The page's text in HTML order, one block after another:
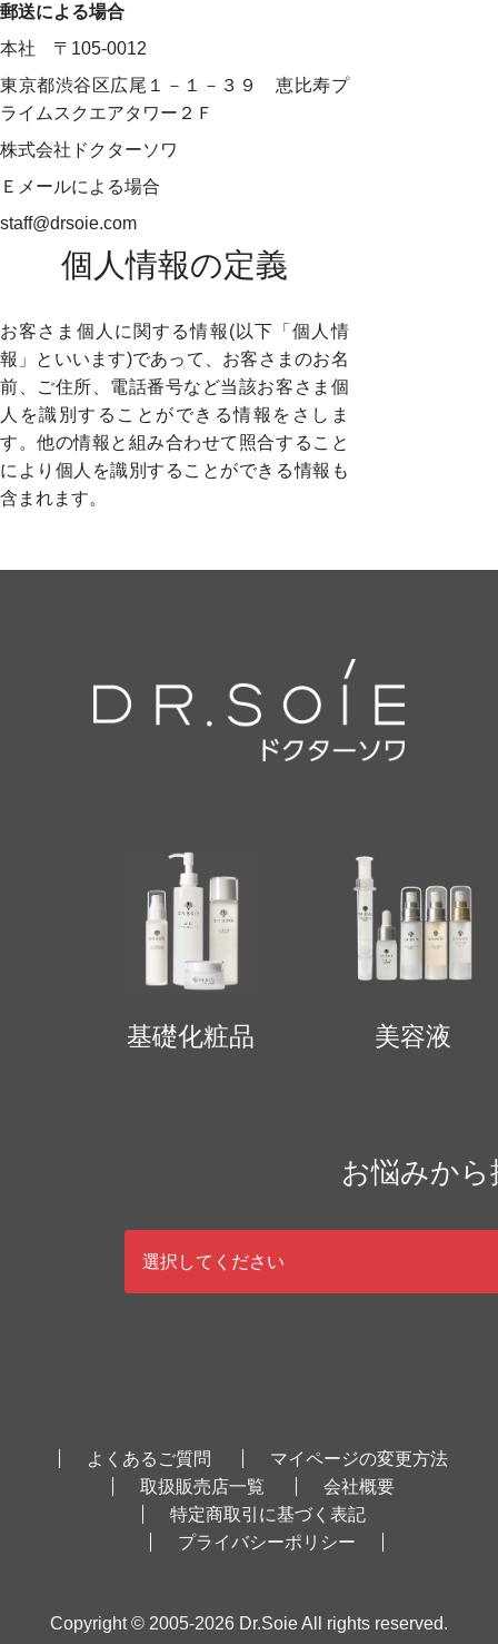
郵送による場合
本社 〒105-0012
東京都渋谷区広尾１－１－３９ 恵比寿プ
ライムスクエアタワー２Ｆ
株式会社ドクターソワ
Ｅメールによる場合
staff@drsoie.com
個人情報の定義
お客さま個人に関する情報(以下「個人情
報」といいます)であって、お客さまのお名
前、ご住所、電話番号など当該お客さま個
人を識別することができる情報をさしま
す。他の情報と組み合わせて照合すること
により個人を識別することができる情報も
含まれます。
基礎化粧品 美容液
お悩みから
選択してください
よくあるご質問
マイページの変更方法
取扱販売店一覧
会社概要
特定商取引に基づく表記
プライバシーポリシー
Copyright © 2005-2026 Dr.Soie All rights reserved.